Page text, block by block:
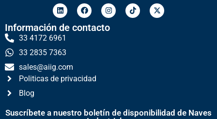
Información de contacto
33 4172 6961
33 2835 7363
sales@aiig.com
Politicas de privacidad
Blog
Suscríbete a nuestro boletín de disponibilidad de Naves